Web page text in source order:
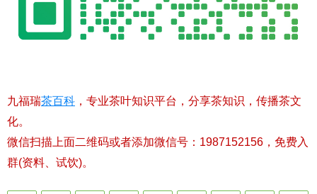
九福瑞茶百科 ，专业茶叶知识平台，分享茶知识，传播茶文
化。
微信扫描上面二维码或者添加微信号：1987152156，免费入
群(资料、试饮)。